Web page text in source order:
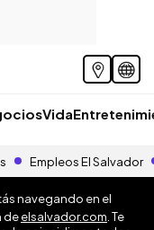
Vida
Empleos El Salvador
navegando en el
deelsalvador.com . Te